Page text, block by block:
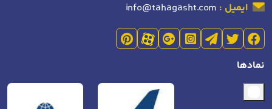
ایمیل : info@tahagasht.com
نمادها